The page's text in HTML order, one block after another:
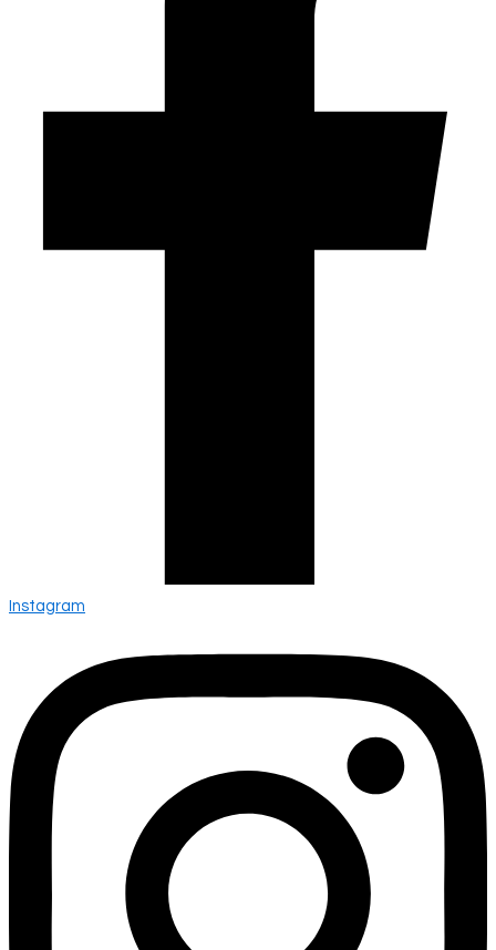
Instagram